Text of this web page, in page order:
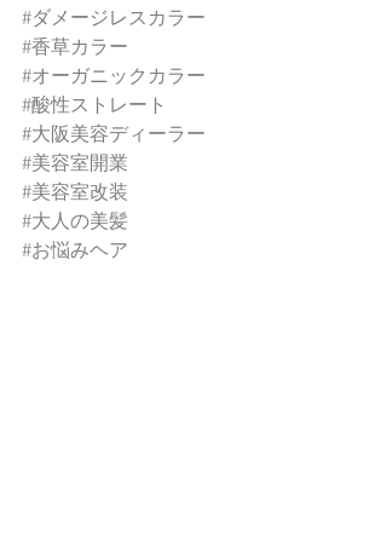
#ダメージレスカラー
#香草カラー
#オーガニックカラー
#酸性ストレート
#大阪美容ディーラー
#美容室開業
#美容室改装
#大人の美髪
#お悩みヘア